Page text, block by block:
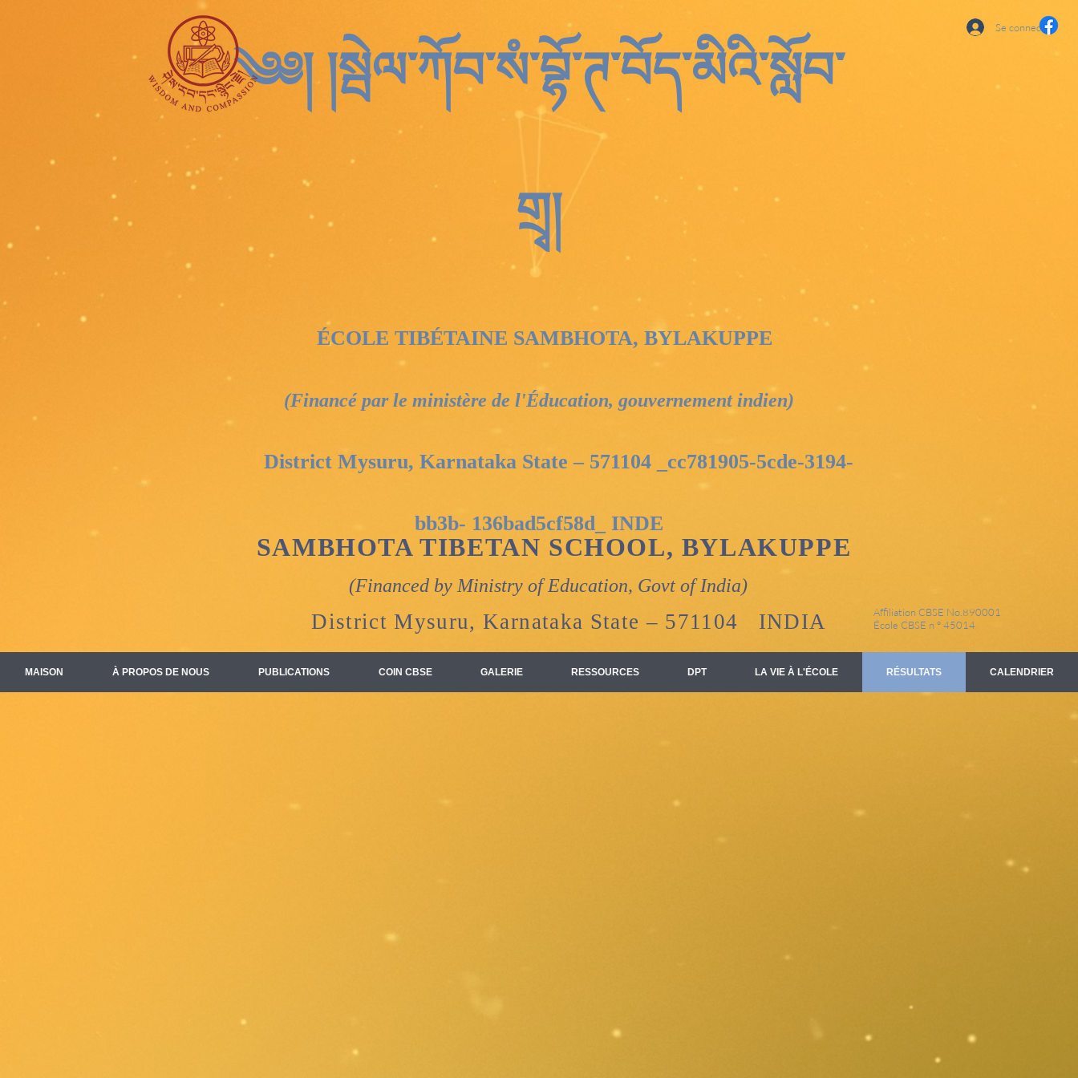
༄༅། །སྦེལ་ཀོབ་སཾ་བྷོ་ཊ་བོད་མིའི་སློབ་
གྲྭ།
ÉCOLE TIBÉTAINE SAMBHOTA, BYLAKUPPE
(Financé par le ministère de l'Éducation, gouvernement indien)
District Mysuru, Karnataka State – 571104 _cc781905-5cde-3194-
bb3b- 136bad5cf58d_ INDE
SAMBHOTA TIBETAN SCHOOL, BYLAKUPPE
(Financed by Ministry of Education, Govt of India)
District Mysuru, Karnataka State – 571104 INDIA
Se connecter
Affiliation CBSE No.890001
École CBSE n ° 45014
MAISON À PROPOS DE NOUS PUBLICATIONS COIN CBSE GALERIE RESSOURCES DPT LA VIE À L'ÉCOLE RÉSULTATS CALENDRIER